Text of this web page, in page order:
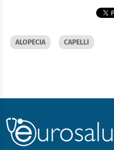
ALOPECIA CAPELLI